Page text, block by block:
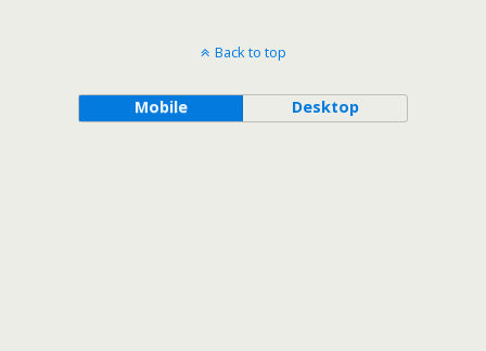
Back to top
Mobile Desktop